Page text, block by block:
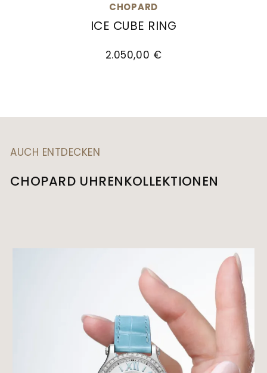
CHOPARD
ICE CUBE RING
2.050,00 €
AUCH ENTDECKEN
CHOPARD UHRENKOLLEKTIONEN